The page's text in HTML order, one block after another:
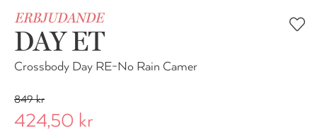
ERBJUDANDE
DAY ET
Crossbody Day RE-No Rain Camer
849 kr
424,50 kr